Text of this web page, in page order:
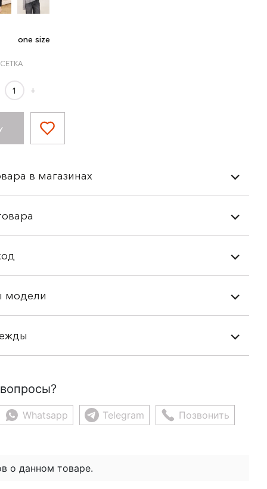
one size
+
в магазинах
модели
Whatsapp Telegram Позвонить
о данном товаре.